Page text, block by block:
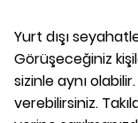
Yurt dışı
Görüşeceğiniz
sizinle aynı
verebilirsiniz.